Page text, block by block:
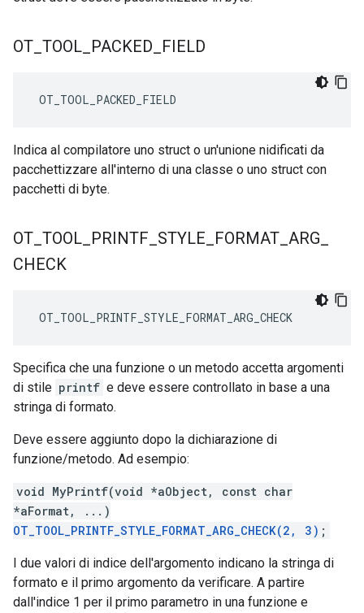
OT TOOL PACKED FIELD
OT_TOOL_PACKED_FIELD
Indica al compilatore uno struct o un'unione nidificati da
pacchettizzare all'interno di una classe o uno struct con
pacchetti di byte.
OT TOOL PRINTF STYLE FORMAT ARG
CHECK
OT_TOOL_PRINTF_STYLE_FORMAT_ARG_CHECK
Specifica che una funzione o un metodo accetta argomenti
di stile printf e deve essere controllato in base a una
stringa di formato.
Deve essere aggiunto dopo la dichiarazione di
funzione/metodo. Ad esempio:
void MyPrintf(void *aObject, const char
*aFormat, ...)
OT_TOOL_PRINTF_STYLE_FORMAT_ARG_CHECK(2, 3) ;
I due valori di indice dell'argomento indicano la stringa di
formato e il primo argomento da verificare. A partire
dall'indice 1 per il primo parametro in una funzione e